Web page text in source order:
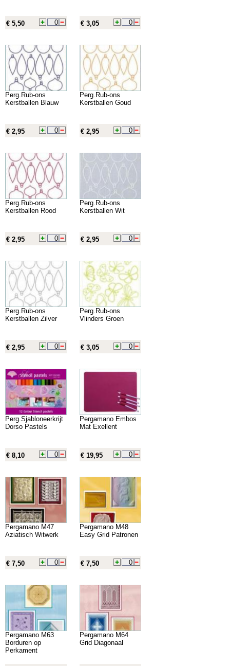
€ 5,50 € 3,05
Perg.Rub-ons
Kerstballen Blauw
€ 2,95
Perg.Rub-ons
Kerstballen Goud
€ 2,95
Perg.Rub-ons
Kerstballen Rood
€ 2,95
Perg.Rub-ons
Kerstballen Wit
€ 2,95
Perg.Rub-ons
Kerstballen Zilver
€ 2,95
Perg.Rub-ons
Vlinders Groen
€ 3,05
Perg.Sjabloneerkrijt
Dorso Pastels
€ 8,10
Pergamano Embos
Mat Exellent
€ 19,95
Pergamano M47
Aziatisch Witwerk
€ 7,50
Pergamano M48
Easy Grid Patronen
€ 7,50
Pergamano M63
Borduren op
Perkament
Pergamano M64
Grid Diagonaal